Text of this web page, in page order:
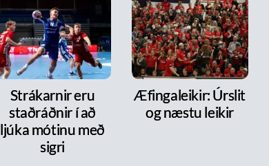
Strákarnir eru
staðráðnir í að
ljúka mótinu með
sigri
Æfingaleikir: Úrslit
og næstu leikir